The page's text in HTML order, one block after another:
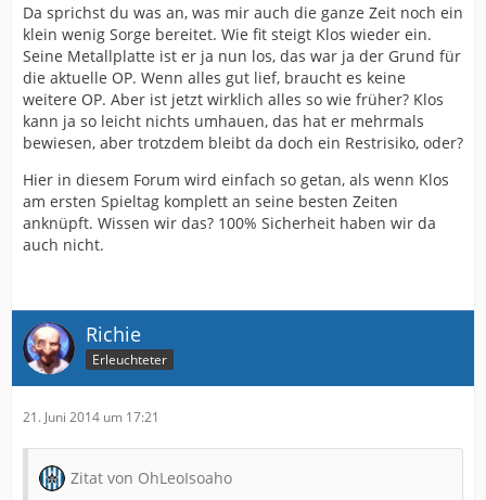
Da sprichst du was an, was mir auch die ganze Zeit noch ein
klein wenig Sorge bereitet. Wie fit steigt Klos wieder ein.
Seine Metallplatte ist er ja nun los, das war ja der Grund für
die aktuelle OP. Wenn alles gut lief, braucht es keine
weitere OP. Aber ist jetzt wirklich alles so wie früher? Klos
kann ja so leicht nichts umhauen, das hat er mehrmals
bewiesen, aber trotzdem bleibt da doch ein Restrisiko, oder?
Hier in diesem Forum wird einfach so getan, als wenn Klos
am ersten Spieltag komplett an seine besten Zeiten
anknüpft. Wissen wir das? 100% Sicherheit haben wir da
auch nicht.
Richie
Erleuchteter
21. Juni 2014 um 17:21
Zitat von OhLeoIsoaho